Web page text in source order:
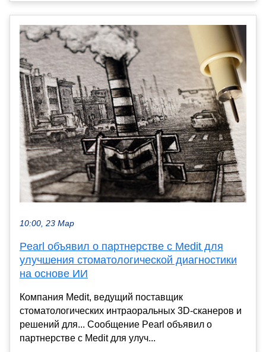
10:00, 23 Мар
Pearl объявил о партнерстве c Medit для
улучшения стоматологической диагностики
на основе ИИ
Компания Medit, ведущий поставщик
стоматологических интраоральных 3D-сканеров и
решений для... Сообщение Pearl объявил о
партнерстве c Medit для улуч...